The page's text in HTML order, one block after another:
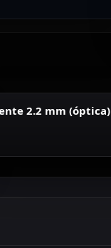
2.2 mm (óptica)